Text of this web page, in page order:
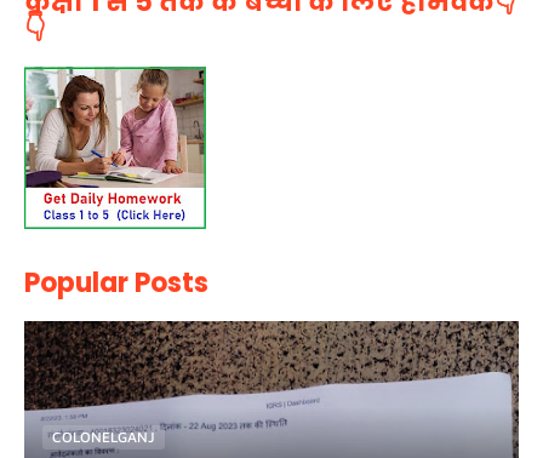
👇
Popular Posts
COLONELGANJ